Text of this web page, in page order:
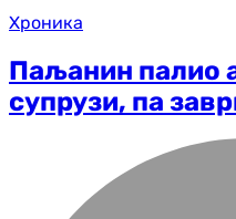
Хроника
Паљанин палио
супрузи, па